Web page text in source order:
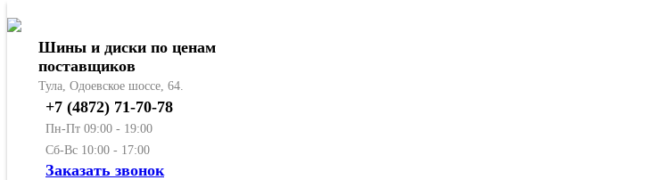
Шины и диски по ценам
поставщиков
Тула, Одоевское шоссе, 64.
+7 (4872) 71-70-78
Пн-Пт 09:00 - 19:00
Сб-Вс 10:00 - 17:00
Заказать звонок